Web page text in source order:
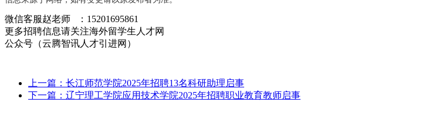
微信客服赵老师 ：15201695861
更多招聘信息请关注海外留学生人才网
公众号（云腾智讯人才引进网）
上一篇：长江师范学院2025年招聘13名科研助理启事
下一篇：辽宁理工学院应用技术学院2025年招聘职业教育教师启事